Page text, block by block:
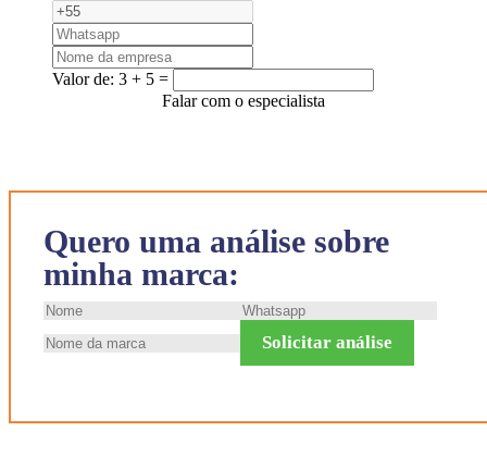
Quero uma análise sobre
minha marca:
Solicitar análise
Valor de: 3 + 5 =
Falar com o especialista